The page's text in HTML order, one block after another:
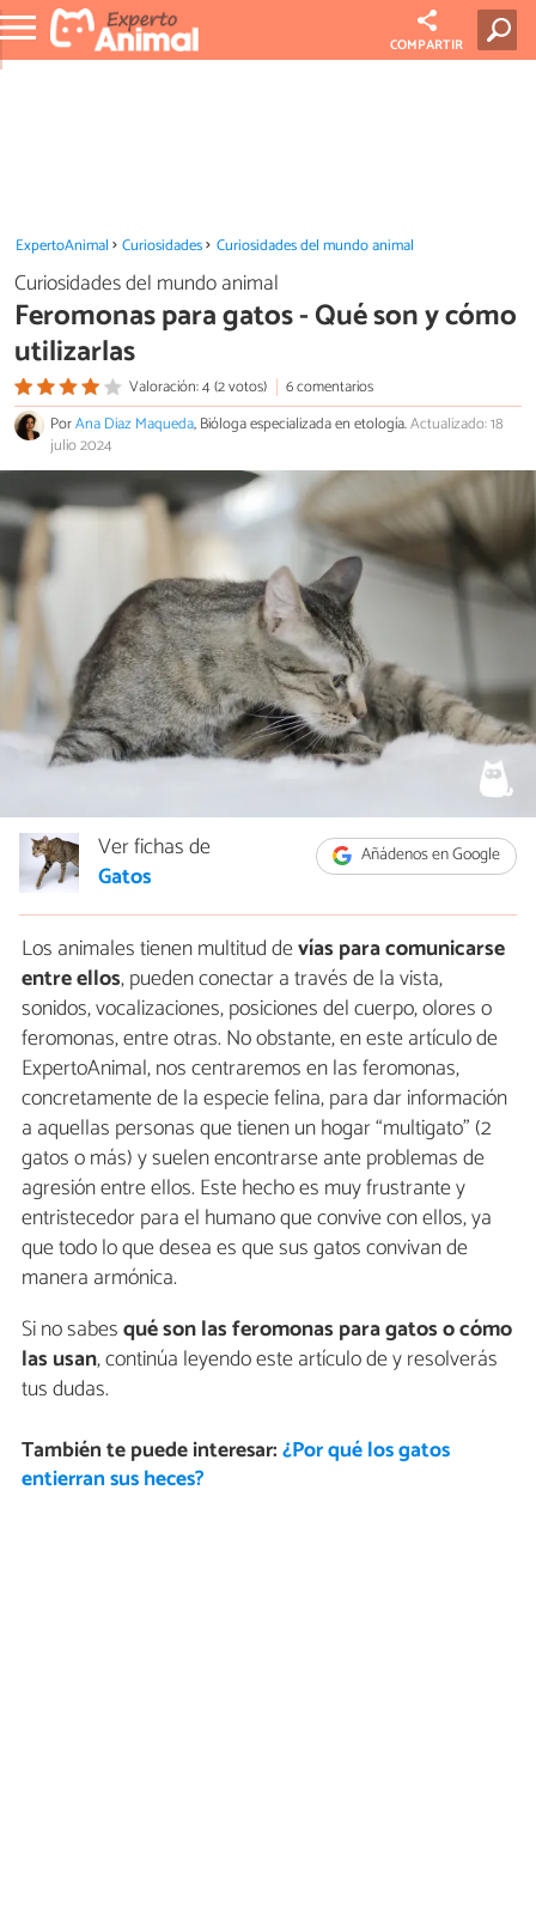
COMPARTIR
ExpertoAnimal Curiosidades Curiosidades del mundo animal
Curiosidades del mundo animal
Feromonas para gatos - Qué son y cómo
utilizarlas
Valoración: 4 (2 votos)
6 comentarios
PorAna Diaz Maqueda, Bióloga especializada en etología.Actualizado: 18
julio 2024
Añádenos en Google
Ver fichas de
Gatos
Los animales tienen multitud devías para comunicarse
entre ellos, pueden conectar a través de la vista,
sonidos, vocalizaciones, posiciones del cuerpo, olores o
feromonas, entre otras. No obstante, en este artículo de
ExpertoAnimal, nos centraremos en las feromonas,
concretamente de la especie felina, para dar información
a aquellas personas que tienen un hogar “multigato” (2
gatos o más) y suelen encontrarse ante problemas de
agresión entre ellos. Este hecho es muy frustrante y
entristecedor para el humano que convive con ellos, ya
que todo lo que desea es que sus gatos convivan de
manera armónica.
Si no sabesqué son las feromonas para gatos o cómo
las usan, continúa leyendo este artículo de y resolverás
tus dudas.
También te puede interesar:¿Por qué los gatos
entierran sus heces?